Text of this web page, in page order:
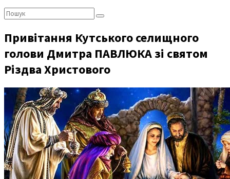
Пошук:
Привітання Кутського селищного
голови Дмитра ПАВЛЮКА зі святом
Різдва Христового